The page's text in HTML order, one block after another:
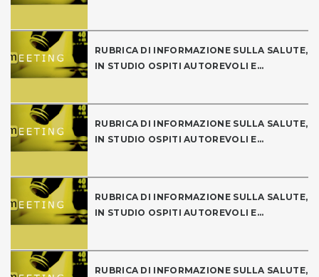
RUBRICA DI INFORMAZIONE SULLA SALUTE,
IN STUDIO OSPITI AUTOREVOLI E...
RUBRICA DI INFORMAZIONE SULLA SALUTE,
IN STUDIO OSPITI AUTOREVOLI E...
RUBRICA DI INFORMAZIONE SULLA SALUTE,
IN STUDIO OSPITI AUTOREVOLI E...
RUBRICA DI INFORMAZIONE SULLA SALUTE,